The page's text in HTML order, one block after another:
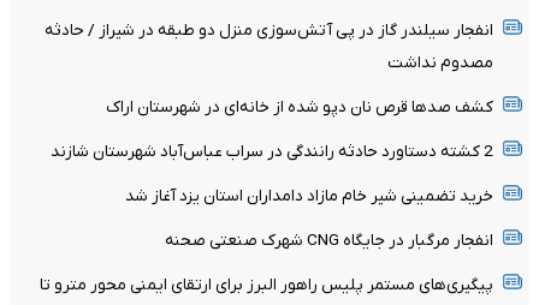
انفجار سیلندر گاز در پی آتش‌سوزی منزل دو طبقه در شیراز / حادثه
مصدوم نداشت
کشف صدها قرص نان دپو شده از خانه‌ای در شهرستان اراک
2 کشته دستاورد حادثه رانندگی در سراب عباس‌آباد شهرستان شازند
خرید تضمینی شیر خام مازاد دامداران استان یزد آغاز شد
انفجار مرگبار در جایگاه CNG شهرک صنعتی صحنه
پیگیری‌های مستمر پلیس راهور البرز برای ارتقای ایمنی محور مترو تا